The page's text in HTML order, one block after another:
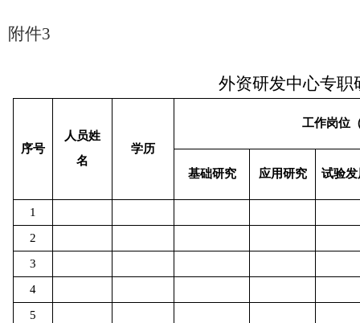
附件3
外资研发中心专职
序号
人员姓
名
学历
工作岗位
基础研究 应用研究 试验发
1
2
3
4
5